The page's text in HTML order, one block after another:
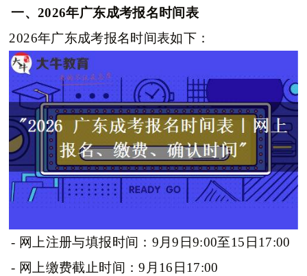
一、2026年广东成考报名时间表
2026年广东成考报名时间表如下：
- 网上注册与填报时间：9月9日9:00至15日17:00
- 网上缴费截止时间：9月16日17:00